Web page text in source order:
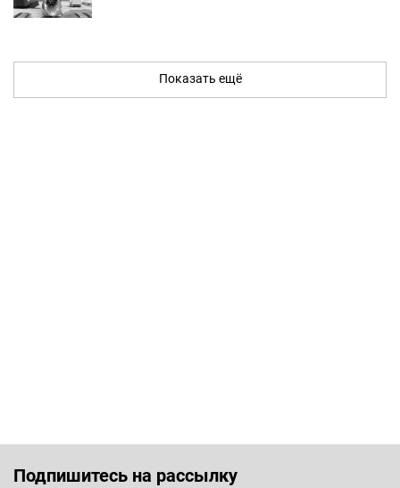
Показать ещё
Подпишитесь на рассылку